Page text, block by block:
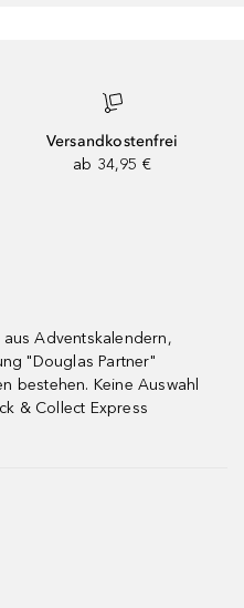
Versandkostenfrei
ab 34,95 €
Adventskalendern,
"Douglas Partner"
bestehen. Keine Auswahl
& Collect Express